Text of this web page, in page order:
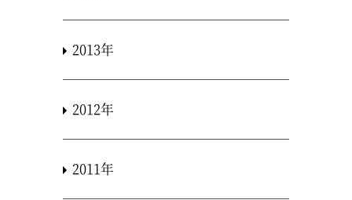
2013年
2012年
2011年